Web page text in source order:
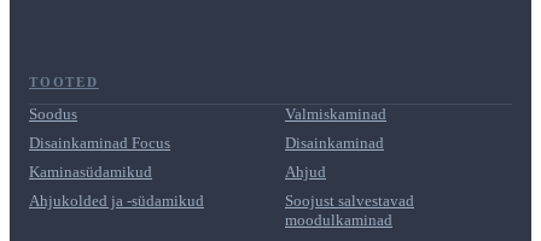
TOOTED
Soodus
Valmiskaminad
Disainkaminad Focus
Disainkaminad
Kaminasüdamikud
Ahjud
Ahjukolded ja -südamikud
Soojust salvestavad
moodulkaminad